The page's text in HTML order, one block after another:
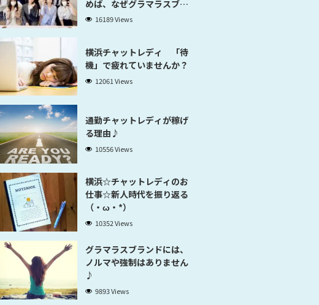
めば、なぜグラマラスブラ
ンド横浜だと稼げるのかが
16189 Views
横浜チャットレディ 「待
機」で疲れていませんか？
12061 Views
通勤チャットレディが稼げ
る理由♪
10556 Views
横浜☆チャットレディのお
仕事☆新人時代を振り返る
（・ω・*）
10352 Views
グラマラスブランドには、
ノルマや強制はありません
♪
9893 Views